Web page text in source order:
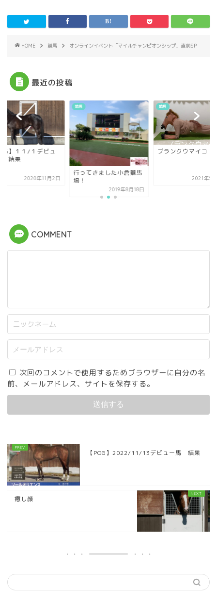
HOME 競馬 オンラインイベント「マイルチャンピオンシップ」直前SP
最近の投稿
】１１/１デビュ
結果
2020年11月2日
競馬
行ってきました小倉競馬
場！
2019年8月18日
競馬
プランクウマイコ
2021年5
COMMENT
次回のコメントで使用するためブラウザーに自分の名
前、メールアドレス、サイトを保存する。
【POG】2022/11/13デビュー馬 結果
癒し顔